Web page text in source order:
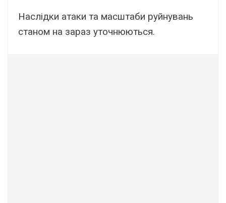
Наслідки атаки та масштаби руйнувань
станом на зараз уточнюються.